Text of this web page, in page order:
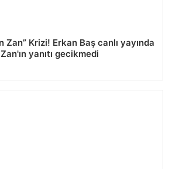
Zan” Krizi! Erkan Baş canlı yayında
yanıtı gecikmedi